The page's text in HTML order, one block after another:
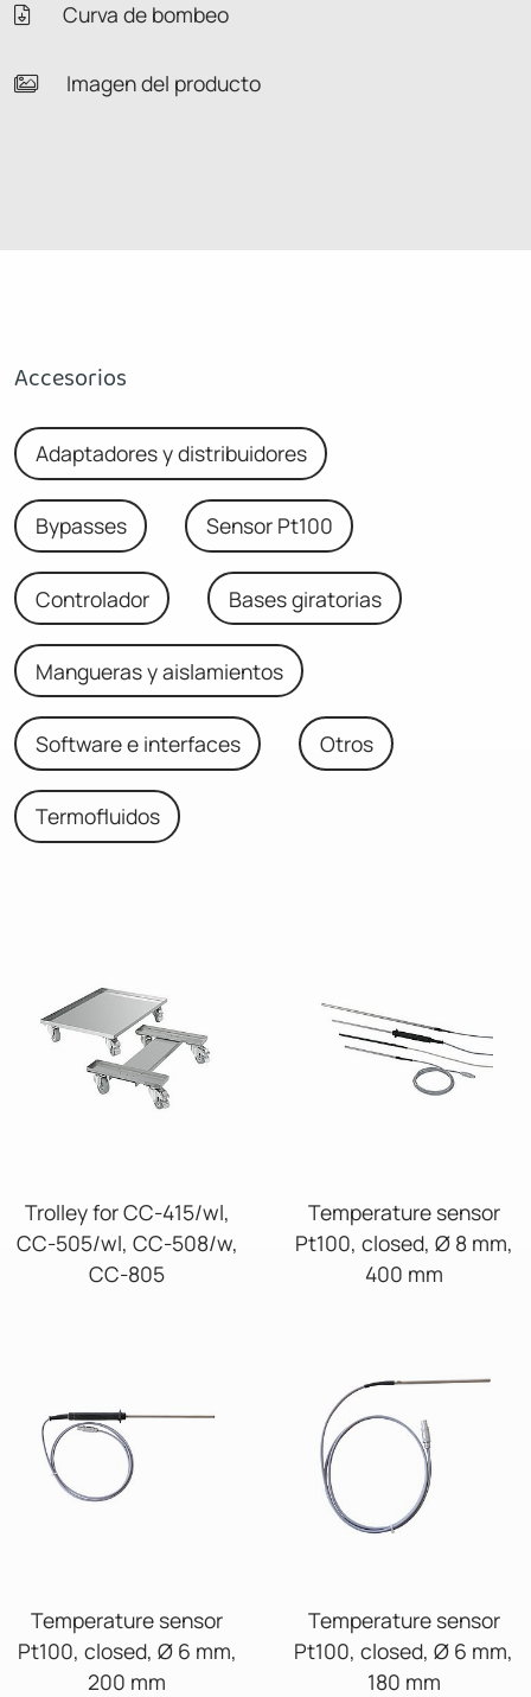
Curva de bombeo
Imagen del producto
Accesorios
Adaptadores y distribuidores
Bypasses Sensor Pt100
Controlador Bases giratorias
Mangueras y aislamientos
Software e interfaces Otros
Termofluidos
Trolley for CC-415/wl,
CC-505/wl, CC-508/w,
CC-805
Temperature sensor
Pt100, closed, Ø 8 mm,
400 mm
Temperature sensor
Pt100, closed, Ø 6 mm,
200 mm
Temperature sensor
Pt100, closed, Ø 6 mm,
180 mm